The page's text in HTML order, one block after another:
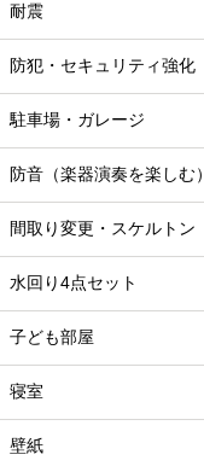
耐震
防犯・セキュリティ強化
駐車場・ガレージ
防音（楽器演奏を楽しむ）
間取り変更・スケルトン
水回り4点セット
子ども部屋
寝室
壁紙